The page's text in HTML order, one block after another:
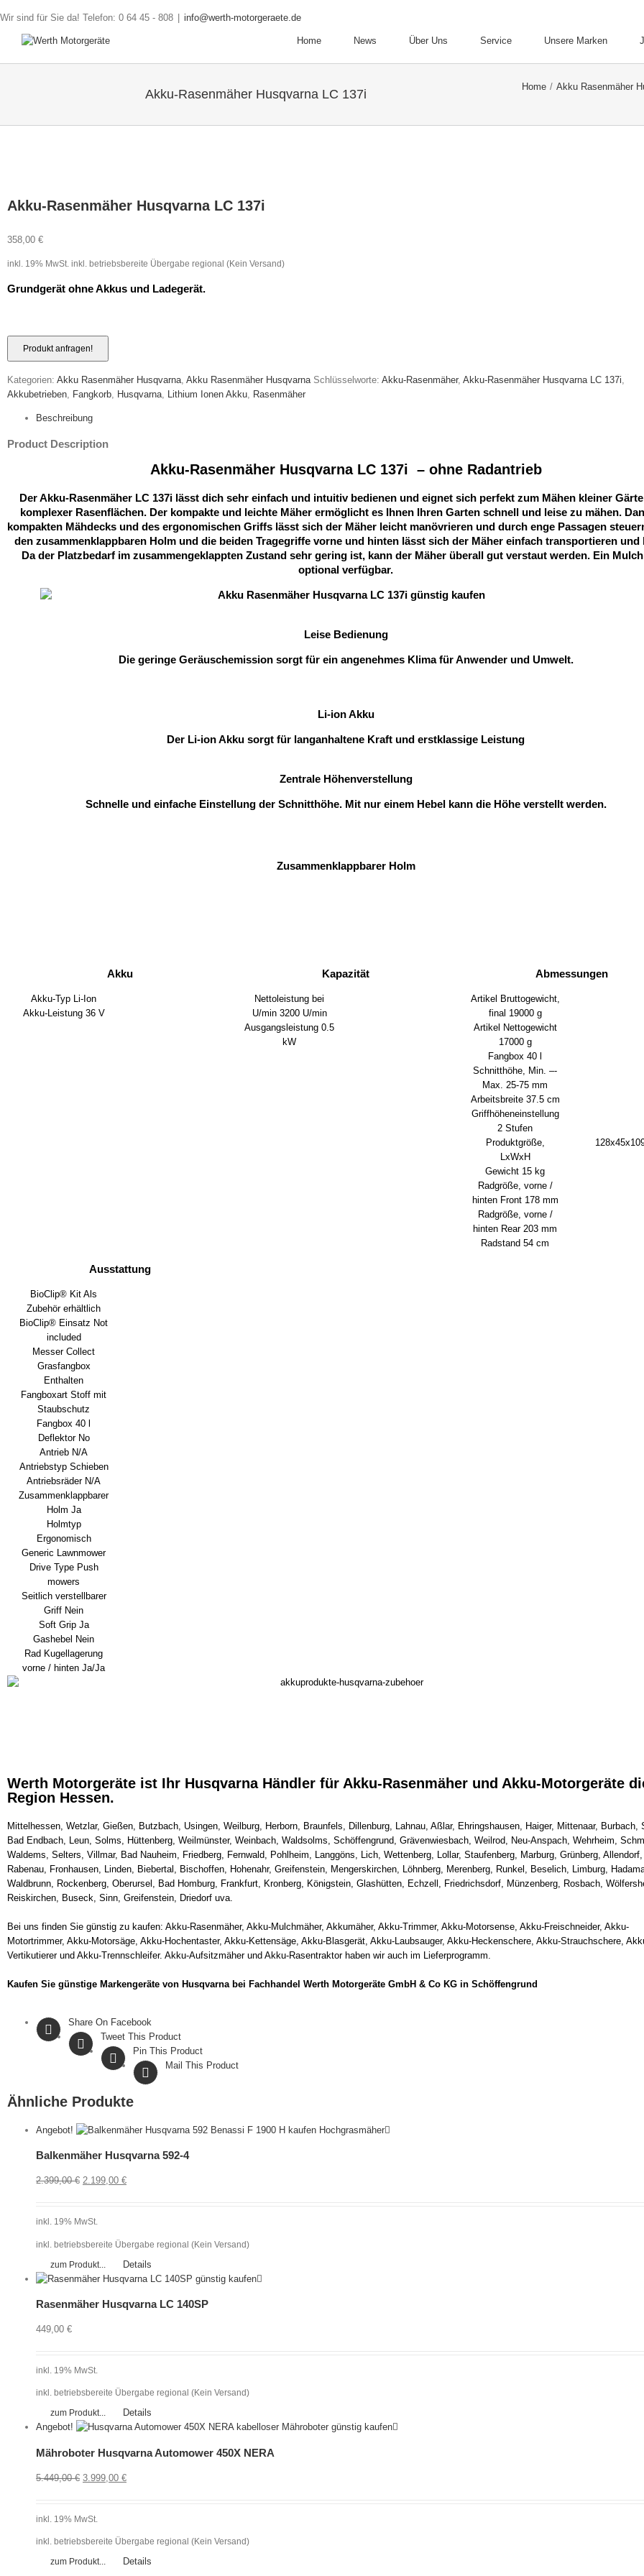
Wir sind für Sie da! Telefon: 0 64 45 - 808 info@werth-motorgeraete.de
Home News Über Uns Service Unsere Marken
Akku-Rasenmäher Husqvarna LC 137i
Home / Akku Rasenmäher
Akku-Rasenmäher Husqvarna LC 137i
358,00 €
inkl. 19% MwSt. inkl. betriebsbereite Übergabe regional (Kein Versand)
Grundgerät ohne Akkus und Ladegerät.
Kategorien: Akku Rasenmäher Husqvarna, Akku Rasenmäher Husqvarna Schlüsselworte: Akku-Rasenmäher, Akku-Rasenmäher Husqvarna LC 137i,
Akkubetrieben, Fangkorb, Husqvarna, Lithium Ionen Akku, Rasenmäher
Beschreibung
Product Description
Akku-Rasenmäher Husqvarna LC 137i – ohne Radantrieb
Der Akku-Rasenmäher LC 137i lässt dich sehr einfach und intuitiv bedienen und eignet sich perfekt zum Mähen kleiner
komplexer Rasenflächen. Der kompakte und leichte Mäher ermöglicht es Ihnen Ihren Garten schnell und leise zu mähen.
kompakten Mähdecks und des ergonomischen Griffs lässt sich der Mäher leicht manövrieren und durch enge Passagen
den zusammenklappbaren Holm und die beiden Tragegriffe vorne und hinten lässt sich der Mäher einfach transportieren und
Da der Platzbedarf im zusammengeklappten Zustand sehr gering ist, kann der Mäher überall gut verstaut werden. Ein
optional verfügbar.
Leise Bedienung
Die geringe Geräuschemission sorgt für ein angenehmes Klima für Anwender und Umwelt.
Li-ion Akku
Der Li-ion Akku sorgt für langanhaltene Kraft und erstklassige Leistung
Zentrale Höhenverstellung
Schnelle und einfache Einstellung der Schnitthöhe. Mit nur einem Hebel kann die Höhe verstellt werden.
Zusammenklappbarer Holm
Akku
Akku-Typ Li-Ion
Akku-Leistung 36 V
Kapazität
Nettoleistung bei
U/min 3200 U/min
Ausgangsleistung0.5
kW
Abmessungen
Artikel Bruttogewicht,
final 19000 g
Artikel Nettogewicht
17000 g
Fangbox40 l
Schnitthöhe, Min. –-
Max.25-75 mm
Arbeitsbreite 37.5 cm
Griffhöheneinstellung
2 Stufen
Produktgröße,
LxWxH
Gewicht 15 kg
Radgröße, vorne /
hinten Front 178 mm
Radgröße, vorne /
hinten Rear203 mm
Radstand54 cm
Ausstattung
BioClip® Kit Als
Zubehör erhältlich
BioClip® Einsatz Not
included
Messer Collect
Grasfangbox
Enthalten
Fangboxart Stoff mit
Staubschutz
Fangbox 40 l
Deflektor No
Antrieb N/A
Antriebstyp Schieben
Antriebsräder N/A
Zusammenklappbarer
Holm Ja
Holmtyp
Ergonomisch
Generic Lawnmower
Drive Type Push
mowers
Seitlich verstellbarer
Griff Nein
Soft Grip Ja
Gashebel Nein
Rad Kugellagerung
vorne / hinten Ja/Ja
Werth Motorgeräte ist Ihr Husqvarna Händler für Akku-Rasenmäher und Akku-Motorgeräte
Region Hessen.
Mittelhessen, Wetzlar, Gießen, Butzbach, Usingen, Weilburg, Herborn, Braunfels, Dillenburg, Lahnau, Aßlar, Ehringshausen, Haiger, Mittenaar, Burbach,
Bad Endbach, Leun, Solms, Hüttenberg, Weilmünster, Weinbach, Waldsolms, Schöffengrund, Grävenwiesbach, Weilrod, Neu-Anspach, Wehrheim,
Waldems, Selters, Villmar, Bad Nauheim, Friedberg, Fernwald, Pohlheim, Langgöns, Lich, Wettenberg, Lollar, Staufenberg, Marburg, Grünberg, Allendorf,
Rabenau, Fronhausen, Linden, Biebertal, Bischoffen, Hohenahr, Greifenstein, Mengerskirchen, Löhnberg, Merenberg, Runkel, Beselich, Limburg,
Waldbrunn, Rockenberg, Oberursel, Bad Homburg, Frankfurt, Kronberg, Königstein, Glashütten, Echzell, Friedrichsdorf, Münzenberg, Rosbach,
Reiskirchen, Buseck, Sinn, Greifenstein, Driedorf uva.
Bei uns finden Sie günstig zu kaufen: Akku-Rasenmäher, Akku-Mulchmäher, Akkumäher, Akku-Trimmer, Akku-Motorsense, Akku-Freischneider, Akku-
Motortrimmer, Akku-Motorsäge, Akku-Hochentaster, Akku-Kettensäge, Akku-Blasgerät, Akku-Laubsauger, Akku-Heckenschere, Akku-Strauchschere,
Vertikutierer und Akku-Trennschleifer. Akku-Aufsitzmäher und Akku-Rasentraktor haben wir auch im Lieferprogramm.
Kaufen Sie günstige Markengeräte von Husqvarna bei Fachhandel Werth Motorgeräte GmbH & Co KG in Schöffengrund
Share On Facebook
Tweet This Product
Pin This Product
Mail This Product
Ähnliche Produkte
Angebot!
Balkenmäher Husqvarna 592-4
2.399,00€ 2.199,00 €
inkl. 19% MwSt.
inkl. betriebsbereite Übergabe regional (Kein Versand)
zum Produkt... Details
Rasenmäher Husqvarna LC 140SP
449,00 €
inkl. 19% MwSt.
inkl. betriebsbereite Übergabe regional (Kein Versand)
zum Produkt...
Details
Angebot!
Mähroboter Husqvarna Automower 450X NERA
5.449,00€ 3.999,00 €
inkl. 19% MwSt.
inkl. betriebsbereite Übergabe regional (Kein Versand)
zum Produkt... Details